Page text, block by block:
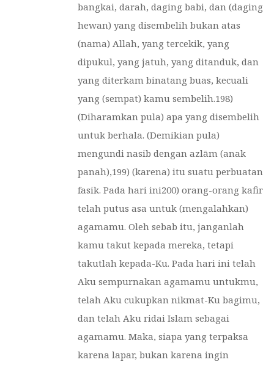
bangkai, darah, daging babi, dan (daging
hewan) yang disembelih bukan atas
(nama) Allah, yang tercekik, yang
dipukul, yang jatuh, yang ditanduk, dan
yang diterkam binatang buas, kecuali
yang (sempat) kamu sembelih.198)
(Diharamkan pula) apa yang disembelih
untuk berhala. (Demikian pula)
mengundi nasib dengan azlām (anak
panah),199) (karena) itu suatu perbuatan
fasik. Pada hari ini200) orang-orang kafir
telah putus asa untuk (mengalahkan)
agamamu. Oleh sebab itu, janganlah
kamu takut kepada mereka, tetapi
takutlah kepada-Ku. Pada hari ini telah
Aku sempurnakan agamamu untukmu,
telah Aku cukupkan nikmat-Ku bagimu,
dan telah Aku ridai Islam sebagai
agamamu. Maka, siapa yang terpaksa
karena lapar, bukan karena ingin